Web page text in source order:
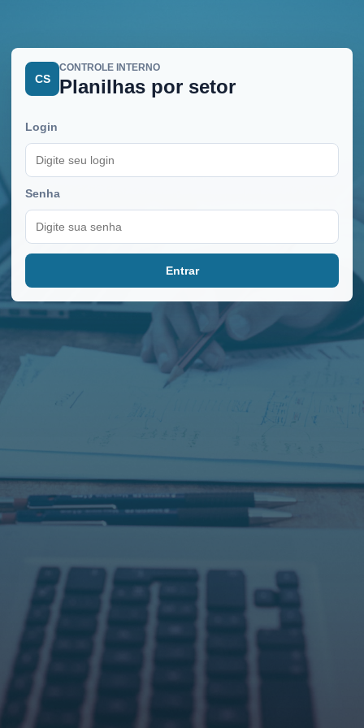
CS
CONTROLE INTERNO
Planilhas por setor
Login
Senha
Entrar